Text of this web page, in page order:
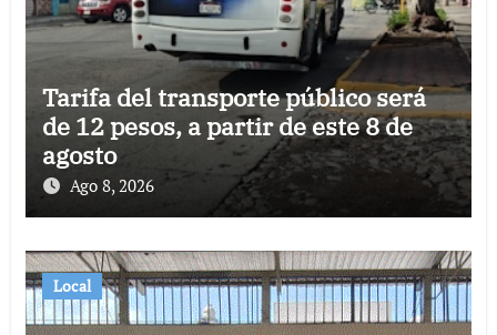
Tarifa del transporte público será
de 12 pesos, a partir de este 8 de
agosto
Ago 8, 2026
Local